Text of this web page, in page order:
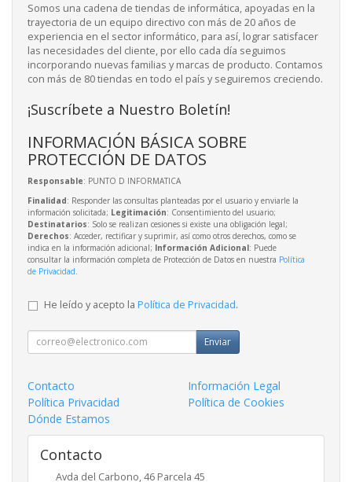
Somos una cadena de tiendas de informática, apoyadas en la
trayectoria de un equipo directivo con más de 20 años de
experiencia en el sector informático, para así, lograr satisfacer
las necesidades del cliente, por ello cada día seguimos
incorporando nuevas familias y marcas de producto. Contamos
con más de 80 tiendas en todo el país y seguiremos creciendo.
¡Suscríbete a Nuestro Boletín!
INFORMACIÓN BÁSICA SOBRE
PROTECCIÓN DE DATOS
Responsable: PUNTO D INFORMATICA
Finalidad: Responder las consultas planteadas por el usuario y enviarle la
información solicitada; Legitimación: Consentimiento del usuario;
Destinatarios: Solo se realizan cesiones si existe una obligación legal;
Derechos: Acceder, rectificar y suprimir, así como otros derechos, como se
indica en la información adicional; Información Adicional: Puede
consultar la información completa de Protección de Datos en nuestra Política
de Privacidad
He leído y acepto la Política de Privacidad.
Enviar
Contacto
Información Legal
Política Privacidad
Política de Cookies
Dónde Estamos
Contacto
Avda del Carbono, 46 Parcela 45